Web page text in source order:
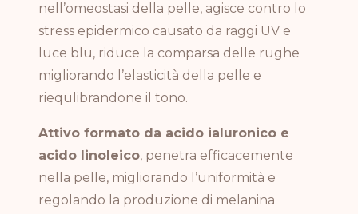
nell’omeostasi della pelle, agisce contro lo
stress epidermico causato da raggi UV e
luce blu, riduce la comparsa delle rughe
migliorando l’elasticità della pelle e
riequlibrandone il tono.
Attivo formato da acido ialuronico e
acido linoleico, penetra efficacemente
nella pelle, migliorando l’uniformità e
regolando la produzione di melanina